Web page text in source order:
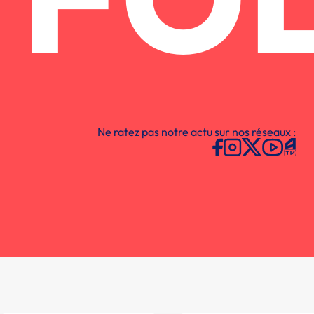
Ne ratez pas notre actu sur nos réseaux :